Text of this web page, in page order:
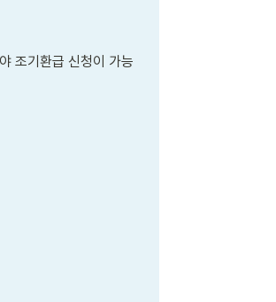
조기환급 신청이 가능